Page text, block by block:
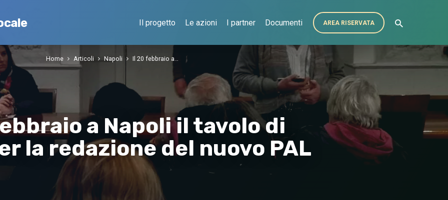
Il progetto Le azioni I partner Documenti AREA RISERVATA
a Napoli il tavolo di
la redazione del nuovo PAL
Home Articoli Napoli Il 20 febbraio a…